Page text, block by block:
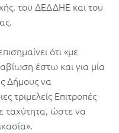
του ΔΕΔΔΗΕ και του
ότι «με
έστω και για μία
Δήμους να
τριμελείς Επιτροπές
ταχύτητα, ώστε να